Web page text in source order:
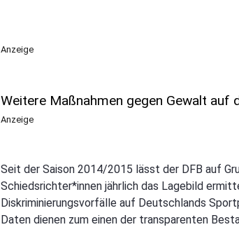
Anzeige
Weitere Maßnahmen gegen Gewalt auf
Anzeige
Seit der Saison 2014/2015 lässt der DFB auf
Schiedsrichter*innen jährlich das Lagebild
Diskriminierungsvorfälle auf Deutschlands
Daten dienen zum einen der transparenten